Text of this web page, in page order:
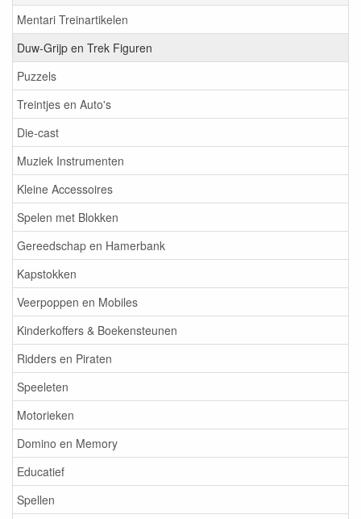
Mentari Treinartikelen
Duw-Grijp en Trek Figuren
Puzzels
Treintjes en Auto's
Die-cast
Muziek Instrumenten
Kleine Accessoires
Spelen met Blokken
Gereedschap en Hamerbank
Kapstokken
Veerpoppen en Mobiles
Kinderkoffers & Boekensteunen
Ridders en Piraten
Speeleten
Motorieken
Domino en Memory
Educatief
Spellen